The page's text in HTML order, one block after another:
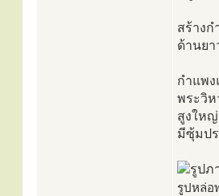
สร้างก
ด้านย
กำแพ
พระวิห
สูงให
มีซุ้มป
รูปหล่อ